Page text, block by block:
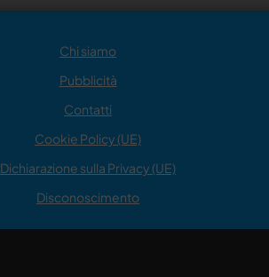
Chi siamo
Pubblicità
Contatti
Cookie Policy (UE)
Dichiarazione sulla Privacy (UE)
Disconoscimento